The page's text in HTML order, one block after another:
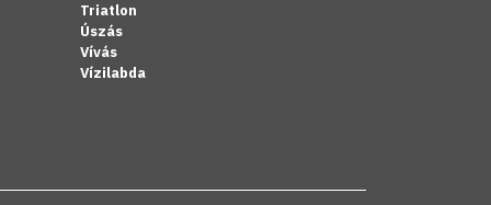
Triatlon
Úszás
Vívás
Vízilabda